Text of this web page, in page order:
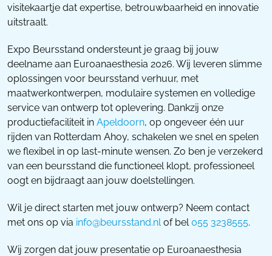
visitekaartje dat expertise, betrouwbaarheid en innovatie
uitstraalt.
Expo Beursstand ondersteunt je graag bij jouw
deelname aan Euroanaesthesia 2026. Wij leveren slimme
oplossingen voor beursstand verhuur, met
maatwerkontwerpen, modulaire systemen en volledige
service van ontwerp tot oplevering. Dankzij onze
productiefaciliteit in Apeldoorn, op ongeveer één uur
rijden van Rotterdam Ahoy, schakelen we snel en spelen
we flexibel in op last-minute wensen. Zo ben je verzekerd
van een beursstand die functioneel klopt, professioneel
oogt en bijdraagt aan jouw doelstellingen.
Wil je direct starten met jouw ontwerp? Neem contact
met ons op via info@beursstand.nlof bel 055 3238555.
Wij zorgen dat jouw presentatie op Euroanaesthesia